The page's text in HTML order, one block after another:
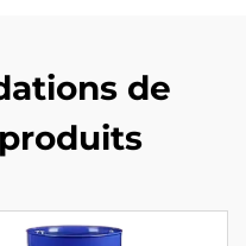
de